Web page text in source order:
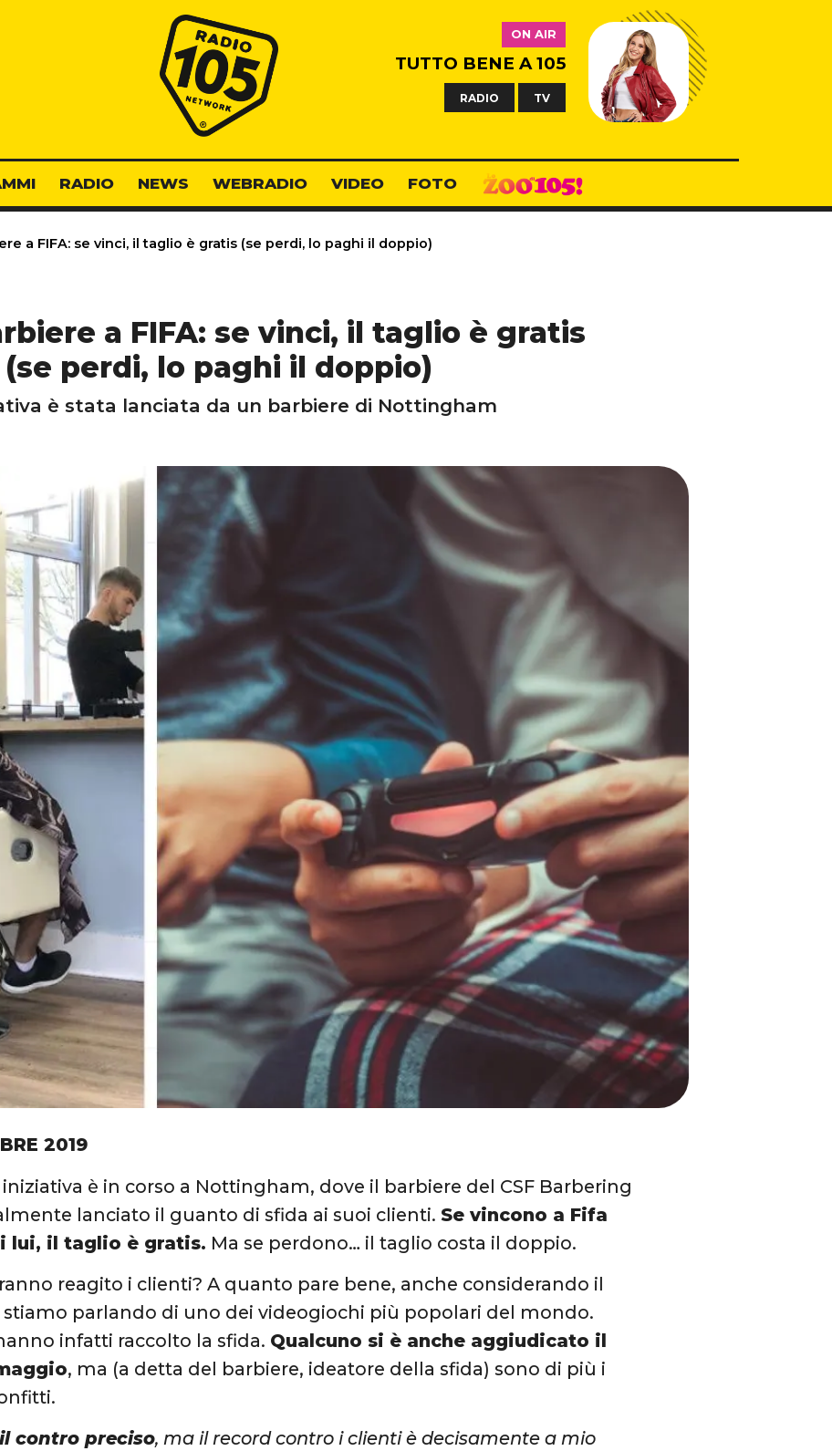
Radio 105
ON AIR
TUTTO BENE A 105
RADIO TV
RADIO NEWS WEBRADIO VIDEO FOTO
a FIFA: se vinci, il taglio è gratis (se perdi, lo paghi il doppio)
a FIFA: se vinci, il taglio è gratis
(se perdi, lo paghi il doppio)
è stata lanciata da un barbiere di Nottingham
2019
iniziativa è in corso a Nottingham, dove il barbiere del CSF Barbering
lanciato il guanto di sfida ai suoi clienti. Se vincono a Fifa
lui, il taglio è gratis. Ma se perdono… il taglio costa il doppio.
reagito i clienti? A quanto pare bene, anche considerando il
parlando di uno dei videogiochi più popolari del mondo.
infatti raccolto la sfida. Qualcuno si è anche aggiudicato il
, ma (a detta del barbiere, ideatore della sfida) sono di più i
contro preciso, ma il record contro i clienti è decisamente a mio